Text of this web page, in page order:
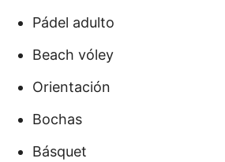
Pádel adulto
Beach vóley
Orientación
Bochas
Básquet